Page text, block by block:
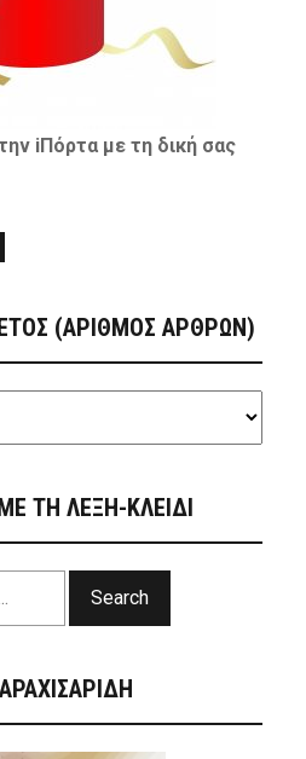
iΠόρτα με τη δική σας
(ΑΡΙΘΜΟΣ ΑΡΘΡΩΝ)
ΤΗ ΛΕΞΗ-ΚΛΕΙΔΙ
Search